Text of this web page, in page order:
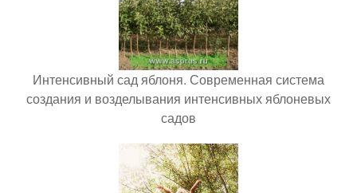
Интенсивный сад яблоня. Современная система
создания и возделывания интенсивных яблоневых
садов